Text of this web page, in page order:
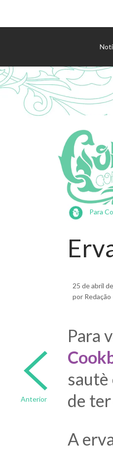
Anterior
Para
25 de abril
por Redação
Para
sautè
de
A